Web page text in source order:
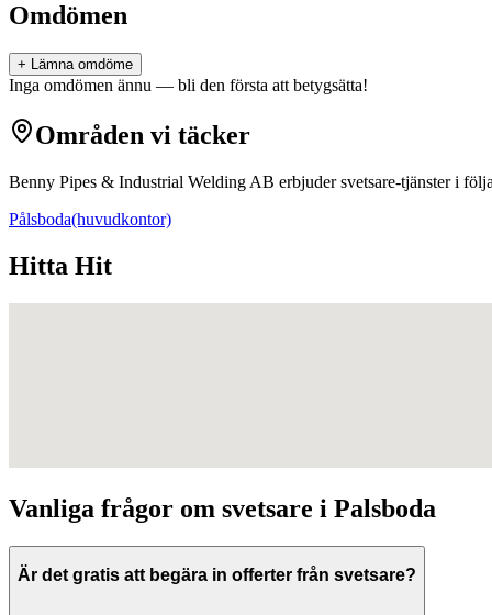
Omdömen
+ Lämna omdöme
Inga omdömen ännu — bli den första att betygsätta!
Områden vi täcker
Benny Pipes & Industrial Welding AB erbjudersvetsare-tjänster i
Pålsboda(huvudkontor)
Hitta Hit
Vanliga frågor om svetsare i Palsboda
Är det gratis att begära in offerter från svetsare?